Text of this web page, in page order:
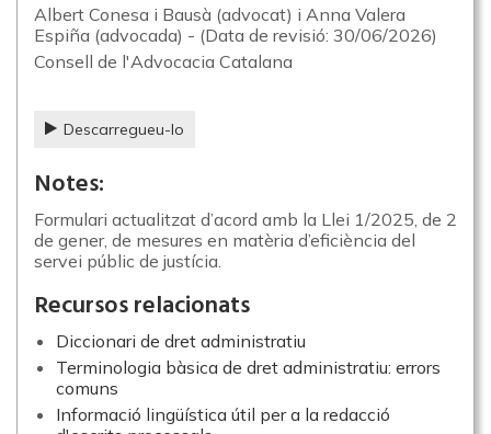
Albert Conesa i Bausà (advocat) i Anna Valera
Espiña (advocada) - (Data de revisió: 30/06/2026)
Consell de l'Advocacia Catalana
Descarregueu-lo
Notes:
Formulari actualitzat d’acord amb la Llei 1/2025, de 2
de gener, de mesures en matèria d’eficiència del
servei públic de justícia.
Recursos relacionats
Diccionari de dret administratiu
Terminologia bàsica de dret administratiu: errors
comuns
Informació lingüística útil per a la redacció